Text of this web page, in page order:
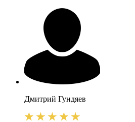
Дмитрий Гундяев